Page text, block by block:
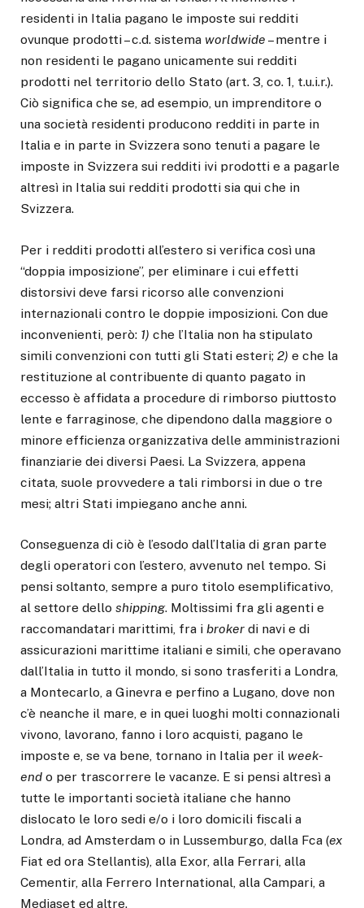
residenti in Italia pagano le imposte sui redditi
ovunque prodotti – c.d. sistema worldwide – mentre i
non residenti le pagano unicamente sui redditi
prodotti nel territorio dello Stato (art. 3, co. 1, t.u.i.r.).
Ciò significa che se, ad esempio, un imprenditore o
una società residenti producono redditi in parte in
Italia e in parte in Svizzera sono tenuti a pagare le
imposte in Svizzera sui redditi ivi prodotti e a pagarle
altresì in Italia sui redditi prodotti sia qui che in
Svizzera.
Per i redditi prodotti all’estero si verifica così una
“doppia imposizione”, per eliminare i cui effetti
distorsivi deve farsi ricorso alle convenzioni
internazionali contro le doppie imposizioni. Con due
inconvenienti, però: 1) che l’Italia non ha stipulato
simili convenzioni con tutti gli Stati esteri; 2) e che la
restituzione al contribuente di quanto pagato in
eccesso è affidata a procedure di rimborso piuttosto
lente e farraginose, che dipendono dalla maggiore o
minore efficienza organizzativa delle amministrazioni
finanziarie dei diversi Paesi. La Svizzera, appena
citata, suole provvedere a tali rimborsi in due o tre
mesi; altri Stati impiegano anche anni.
Conseguenza di ciò è l’esodo dall’Italia di gran parte
degli operatori con l’estero, avvenuto nel tempo. Si
pensi soltanto, sempre a puro titolo esemplificativo,
al settore dello shipping. Moltissimi fra gli agenti e
raccomandatari marittimi, fra i broker di navi e di
assicurazioni marittime italiani e simili, che operavano
dall’Italia in tutto il mondo, si sono trasferiti a Londra,
a Montecarlo, a Ginevra e perfino a Lugano, dove non
c’è neanche il mare, e in quei luoghi molti connazionali
vivono, lavorano, fanno i loro acquisti, pagano le
imposte e, se va bene, tornano in Italia per il week-
end o per trascorrere le vacanze. E si pensi altresì a
tutte le importanti società italiane che hanno
dislocato le loro sedi e/o i loro domicili fiscali a
Londra, ad Amsterdam o in Lussemburgo, dalla Fca (ex
Fiat ed ora Stellantis), alla Exor, alla Ferrari, alla
Cementir, alla Ferrero International, alla Campari, a
Mediaset ed altre.